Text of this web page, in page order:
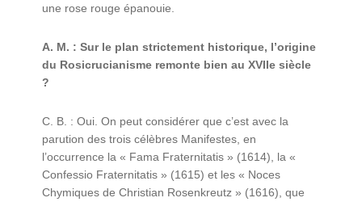
une rose rouge épanouie.
A. M. : Sur le plan strictement historique, l’origine
du Rosicrucianisme remonte bien au XVIIe siècle
?
C. B. : Oui. On peut considérer que c’est avec la
parution des trois célèbres Manifestes, en
l’occurrence la « Fama Fraternitatis » (1614), la «
Confessio Fraternitatis » (1615) et les « Noces
Chymiques de Christian Rosenkreutz » (1616), que